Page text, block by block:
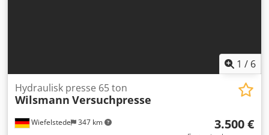
1 / 6
Wiefelstede 347 km
Hydraulisk presse 65 ton
Wilsmann Versuchpresse
3.500 €